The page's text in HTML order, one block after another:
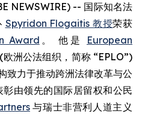
NEWSWIRE) -- 国际知名法
Spyridon Flogaitis 教授荣获
Award 。 他是 European
(欧洲公法组织，简称 “EPLO”)
致力于推动跨洲法律改革与公
由领先的国际居留权和公民
与瑞士非营利人道主义